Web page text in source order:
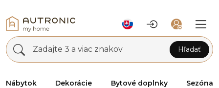
Zadajte 3 a viac znakov Hľadať
Nábytok Dekorácie Bytové doplnky Sezóna